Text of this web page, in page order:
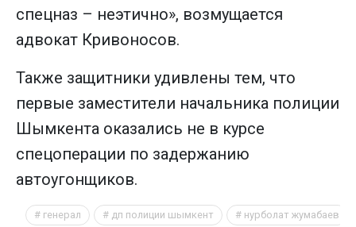
спецназ – неэтично», возмущается
адвокат Кривоносов.
Также защитники удивлены тем, что
первые заместители начальника полиции
Шымкента оказались не в курсе
спецоперации по задержанию
автоугонщиков.
генерал дп полиции шымкент нурболат жумабаев